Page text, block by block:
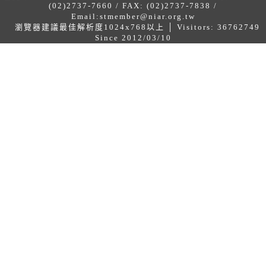
(02)2737-7660 / FAX: (02)2737-7838 /
Email: stmember@niar.org.tw
瀏覽器建議最佳解析度1024x768以上 │ Visitors: 36762749
Since 2012/03/10